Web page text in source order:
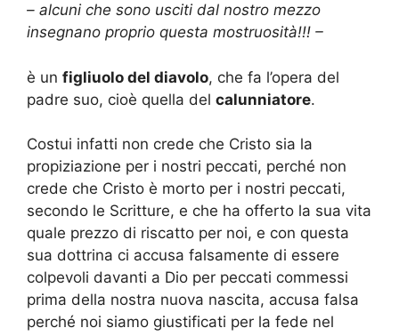
– alcuni che sono usciti dal nostro mezzo
insegnano proprio questa mostruosità!!! –
è un figliuolo del diavolo, che fa l’opera del
padre suo, cioè quella del calunniatore.
Costui infatti non crede che Cristo sia la
propiziazione per i nostri peccati, perché non
crede che Cristo è morto per i nostri peccati,
secondo le Scritture, e che ha offerto la sua vita
quale prezzo di riscatto per noi, e con questa
sua dottrina ci accusa falsamente di essere
colpevoli davanti a Dio per peccati commessi
prima della nostra nuova nascita, accusa falsa
perché noi siamo giustificati per la fede nel